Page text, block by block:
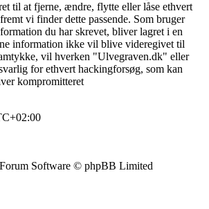
til at fjerne, ændre, flytte eller låse ethvert
vi finder dette passende. Som bruger
du har skrevet, bliver lagret i en
information ikke vil blive videregivet til
vil hverken "Ulvegraven.dk" eller
for ethvert hackingforsøg, som kan
kompromitteret
Software © phpBB Limited